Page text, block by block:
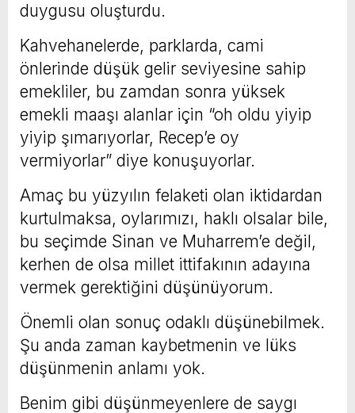
duygusu oluşturdu.
Kahvehanelerde, parklarda, cami
önlerinde düşük gelir seviyesine sahip
emekliler, bu zamdan sonra yüksek
emekli maaşı alanlar için “oh oldu yiyip
yiyip şımarıyorlar, Recep’e oy
vermiyorlar” diye konuşuyorlar.
Amaç bu yüzyılın felaketi olan iktidardan
kurtulmaksa, oylarımızı, haklı olsalar bile,
bu seçimde Sinan ve Muharrem’e değil,
kerhen de olsa millet ittifakının adayına
vermek gerektiğini düşünüyorum.
Önemli olan sonuç odaklı düşünebilmek.
Şu anda zaman kaybetmenin ve lüks
düşünmenin anlamı yok.
Benim gibi düşünmeyenlere de saygı